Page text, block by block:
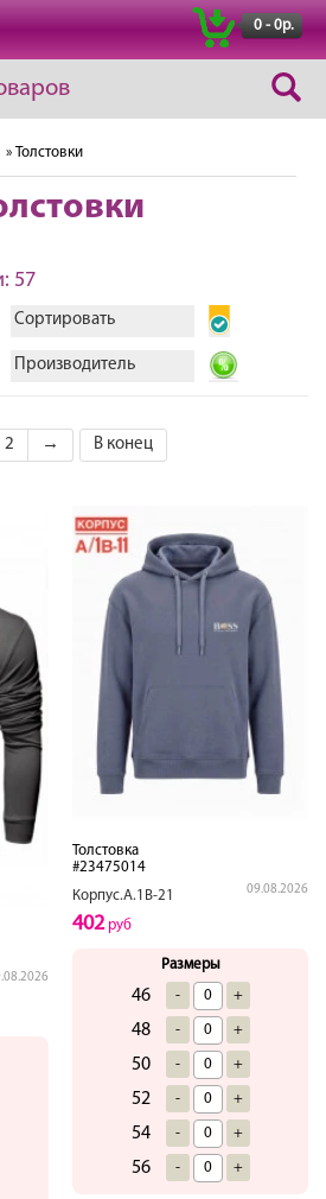
0 - 0р.
» Толстовки
57
Сортировать
Производитель
2 → В конец
Толстовка
#23475014
Корпус.А.1В-21
09.08.2026
402руб
Размеры
46 - +
48 - +
50 - +
52 - +
54 - +
56 - +